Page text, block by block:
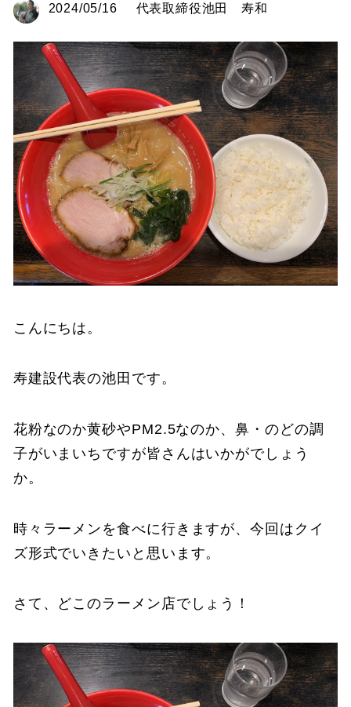
2024/05/16 代表取締役池田 寿和
こんにちは。
寿建設代表の池田です。
花粉なのか黄砂やPM2.5なのか、鼻・のどの調
子がいまいちですが皆さんはいかがでしょう
か。
時々ラーメンを食べに行きますが、今回はクイ
ズ形式でいきたいと思います。
さて、どこのラーメン店でしょう！